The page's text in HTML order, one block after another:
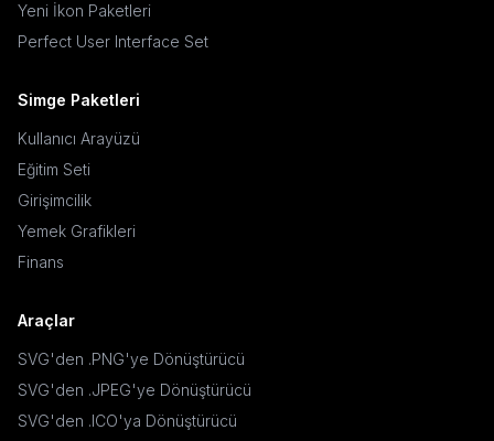
Yeni İkon Paketleri
Perfect User Interface Set
Simge Paketleri
Kullanıcı Arayüzü
Eğitim Seti
Girişimcilik
Yemek Grafikleri
Finans
Araçlar
SVG'den .PNG'ye Dönüştürücü
SVG'den .JPEG'ye Dönüştürücü
SVG'den .ICO'ya Dönüştürücü